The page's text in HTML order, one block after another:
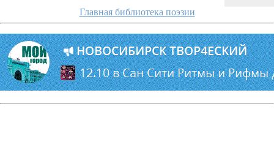
Главная библиотека поэзии